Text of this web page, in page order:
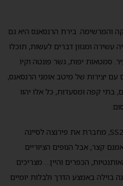
והמרשימה. בירת הרנסאנס היא גם
עשירה ומגוון דברים לעשות, תוכלו
סמטאות יפות, גשר פונטה וקיו
עם יצירות של מיטב אומני הרנסאנס,
בתי קפה ומסעדות, כל אלו יהוו
דרך היין, המצוינת במפות כ SS222, מחברת את פירנצה לסיינה
אמנם קצר, אבל הנופים הציוריים
הכפרים והיין… מצריכים
בוילה באמצע הדרך ולבלות יומיים